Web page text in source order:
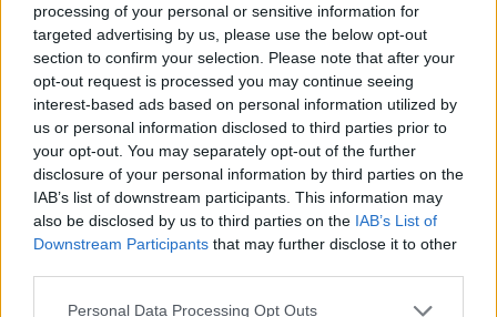
processing of your personal or sensitive information for
targeted advertising by us, please use the below opt-out
section to confirm your selection. Please note that after your
opt-out request is processed you may continue seeing
interest-based ads based on personal information utilized by
us or personal information disclosed to third parties prior to
your opt-out. You may separately opt-out of the further
disclosure of your personal information by third parties on the
IAB’s list of downstream participants. This information may
also be disclosed by us to third parties on the IAB’s List of
Downstream Participants that may further disclose it to other
Personal Data Processing Opt Outs